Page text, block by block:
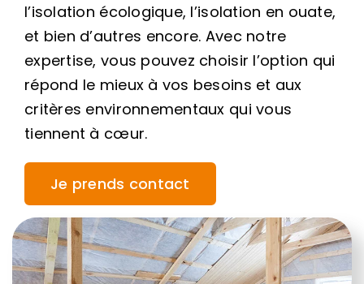
l’isolation écologique, l’isolation en ouate,
et bien d’autres encore. Avec notre
expertise, vous pouvez choisir l’option qui
répond le mieux à vos besoins et aux
critères environnementaux qui vous
tiennent à cœur.
Je prends contact